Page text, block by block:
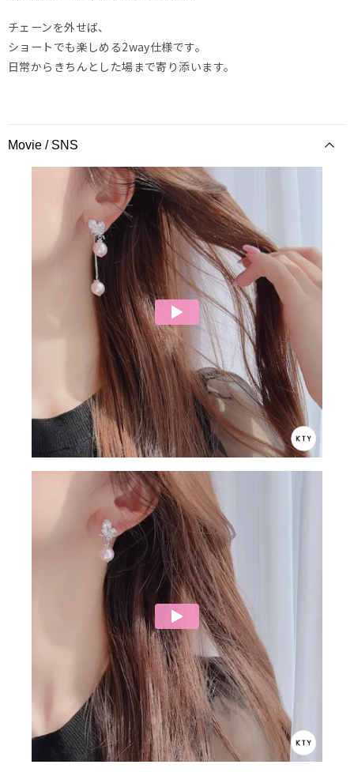
チェーンを外せば、
ショートでも楽しめる2way仕様です。
日常からきちんとした場まで寄り添います。
Movie / SNS